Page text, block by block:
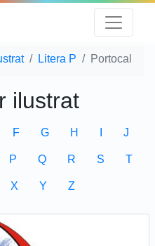
Litera P Portocal
ilustrat
F G H J
P Q R S T
X Y Z